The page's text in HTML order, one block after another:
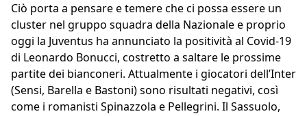
Ciò porta a pensare e temere che ci possa essere un
cluster nel gruppo squadra della Nazionale e proprio
oggi la Juventus ha annunciato la positività al Covid-19
di Leonardo Bonucci, costretto a saltare le prossime
partite dei bianconeri. Attualmente i giocatori dell’Inter
(Sensi, Barella e Bastoni) sono risultati negativi, così
come i romanisti Spinazzola e Pellegrini. Il Sassuolo,